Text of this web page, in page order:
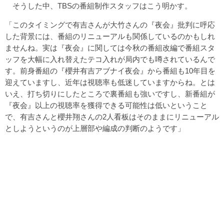
そうした中、TBSの番組制作スタッフはこう明かす。
「このタイミングで有吉さんが大竹さんの『夜会』批判に呼応
した背景には、番組のリニューアルも関係しているのかもしれ
ませんね。実は『夜会』に関しては今秋の番組改編で番組スタ
ッフを大幅に入れ替えたテコ入れが局内でも噂されているんで
す。前身番組の『櫻井有吉アブナイ夜会』から番組も10年目を
迎えていますし、近年は視聴率も低迷していますからね。とは
いえ、打ち切りにしたところで裏番組も強いですし、新番組が
『夜会』以上の視聴率を獲得できる可能性は低いということ
で、有吉さんと櫻井翔さんの2人看板はそのままにリニューアル
としようというのが上層部や編成の判断のようです」